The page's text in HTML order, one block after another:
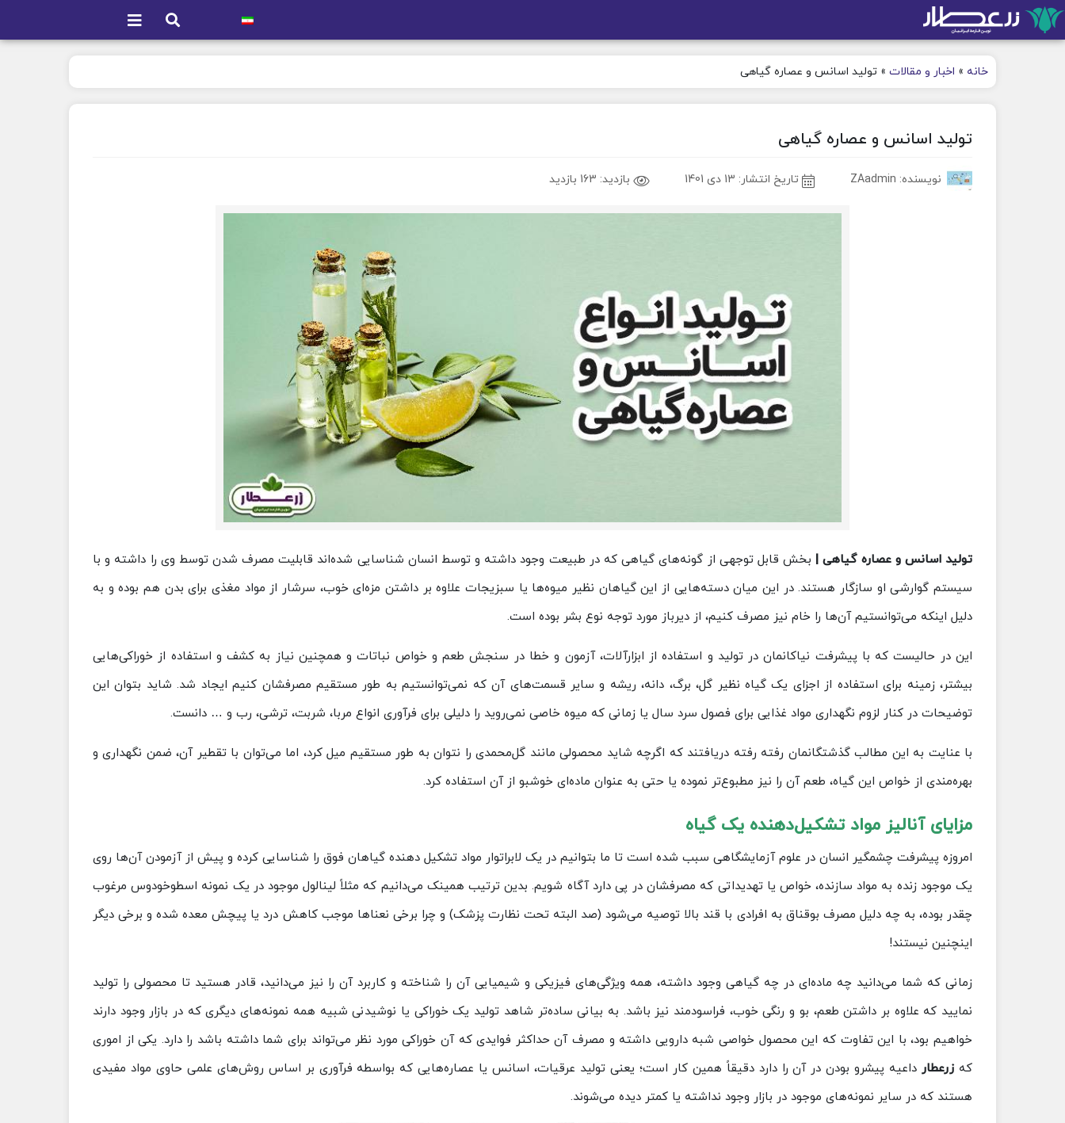
خانه » اخبار و مقالات » تولید اسانس و عصاره گیاهی
تولید اسانس و عصاره گیاهی
نویسنده: ZAadmin تاریخ انتشار: 13 دی 1401 بازدید: 163 بازدید
تولید اسانس و عصاره گیاهی | بخش قابل توجهی از گونه‌های گیاهی که در طبیعت وجود داشته و توسط انسان شناسایی شده‌اند قابلیت مصرف شدن توسط وی را داشته و با
سیستم گوارشی او سازگار هستند. در این میان دسته‌هایی از این گیاهان نظیر میوه‌ها یا سبزیجات علاوه بر داشتن مزه‌ای خوب، سرشار از مواد مغذی برای بدن هم بوده و به
دلیل اینکه می‌توانستیم آن‌ها را خام نیز مصرف کنیم، از دیرباز مورد توجه نوع بشر بوده است.
این در حالیست که با پیشرفت نیاکانمان در تولید و استفاده از ابزارآلات، آزمون و خطا در سنجش طعم و خواص نباتات و همچنین نیاز به کشف و استفاده از خوراکی‌هایی
بیشتر، زمینه برای استفاده از اجزای یک گیاه نظیر گل، برگ، دانه، ریشه و سایر قسمت‌های آن که نمی‌توانستیم به طور مستقیم مصرفشان کنیم ایجاد شد. شاید بتوان این
توضیحات در کنار لزوم نگهداری مواد غذایی برای فصول سرد سال یا زمانی که میوه خاصی نمی‌روید را دلیلی برای فرآوری انواع مربا، شربت، ترشی، رب و … دانست.
با عنایت به این مطالب گذشتگانمان رفته رفته دریافتند که اگرچه شاید محصولی مانند گل‌محمدی را نتوان به طور مستقیم میل کرد، اما می‌توان با تقطیر آن، ضمن نگهداری و
بهره‌مندی از خواص این گیاه، طعم آن را نیز مطبوع‌تر نموده یا حتی به عنوان ماده‌ای خوشبو از آن استفاده کرد.
مزایای آنالیز مواد تشکیل‌دهنده یک گیاه
امروزه پیشرفت چشمگیر انسان در علوم آزمایشگاهی سبب شده است تا ما بتوانیم در یک لابراتوار مواد تشکیل دهنده گیاهان فوق را شناسایی کرده و پیش از آزمودن آن‌ها روی
یک موجود زنده به مواد سازنده، خواص یا تهدیداتی که مصرفشان در پی دارد آگاه شویم. بدین ترتیب همینک می‌دانیم که مثلاً لینالول موجود در یک نمونه اسطوخودوس مرغوب
چقدر بوده، به چه دلیل مصرف بوقناق به افرادی با قند بالا توصیه می‌شود (صد البته تحت نظارت پزشک) و چرا برخی نعناها موجب کاهش درد یا پیچش معده شده و برخی دیگر
اینچنین نیستند!
زمانی که شما می‌دانید چه ماده‌ای در چه گیاهی وجود داشته، همه ویژگی‌های فیزیکی و شیمیایی آن را شناخته و کاربرد آن را نیز می‌دانید، قادر هستید تا محصولی را تولید
نمایید که علاوه بر داشتن طعم، بو و رنگی خوب، فراسودمند نیز باشد. به بیانی ساده‌تر شاهد تولید یک خوراکی یا نوشیدنی شبیه همه نمونه‌های دیگری که در بازار وجود دارند
خواهیم بود، با این تفاوت که این محصول خواصی شبه دارویی داشته و مصرف آن حداکثر فوایدی که آن خوراکی مورد نظر می‌تواند برای شما داشته باشد را دارد. یکی از اموری
که زرعطارداعیه پیشرو بودن در آن را دارد دقیقاً همین کار است؛ یعنی تولید عرقیات، اسانس یا عصاره‌هایی که بواسطه فرآوری بر اساس روش‌های علمی حاوی مواد مفیدی
هستند که در سایر نمونه‌های موجود در بازار وجود نداشته یا کمتر دیده می‌شوند.